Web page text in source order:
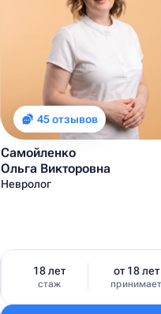
45 отзывов
Самойленко
Ольга Викторовна
Невролог
18 лет
стаж
от 18 лет
принимает